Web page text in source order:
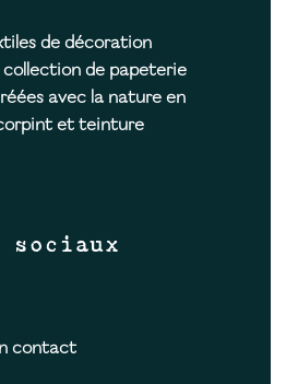
de décoration
de papeterie
avec la nature en
et teinture
sociaux
contact